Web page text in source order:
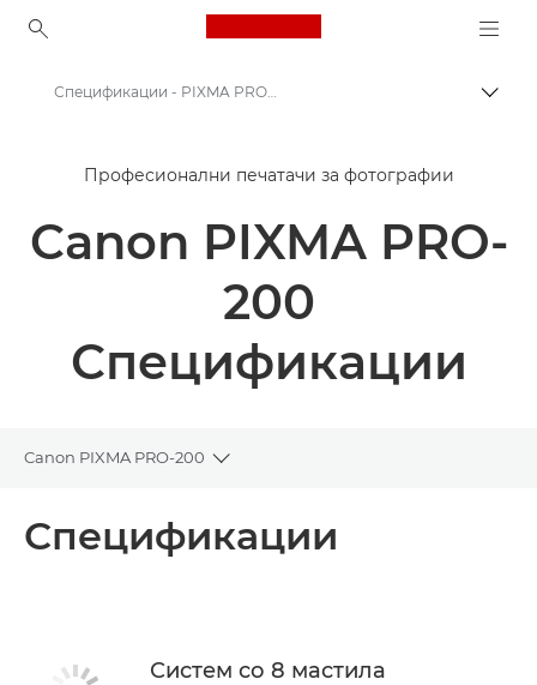
Canon Logo, back to
Печатачи од Canon
PIXMA PRO-200 од Canon
Спецификации - PIXMA PRO-200
Професионални печатачи за фотографии
Canon PIXMA PRO-
200
Спецификации
Canon PIXMA PRO-200
Toggle breadcrumbs
Спецификации
Систем со 8 мастила